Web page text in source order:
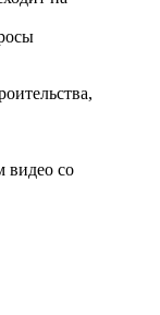
видео со